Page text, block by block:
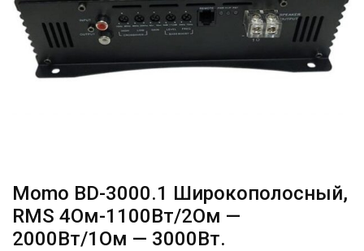
Momo BD-3000.1 Широкополосный,
RMS 4Ом-1100Вт/2Ом —
2000Вт/1Ом — 3000Вт.